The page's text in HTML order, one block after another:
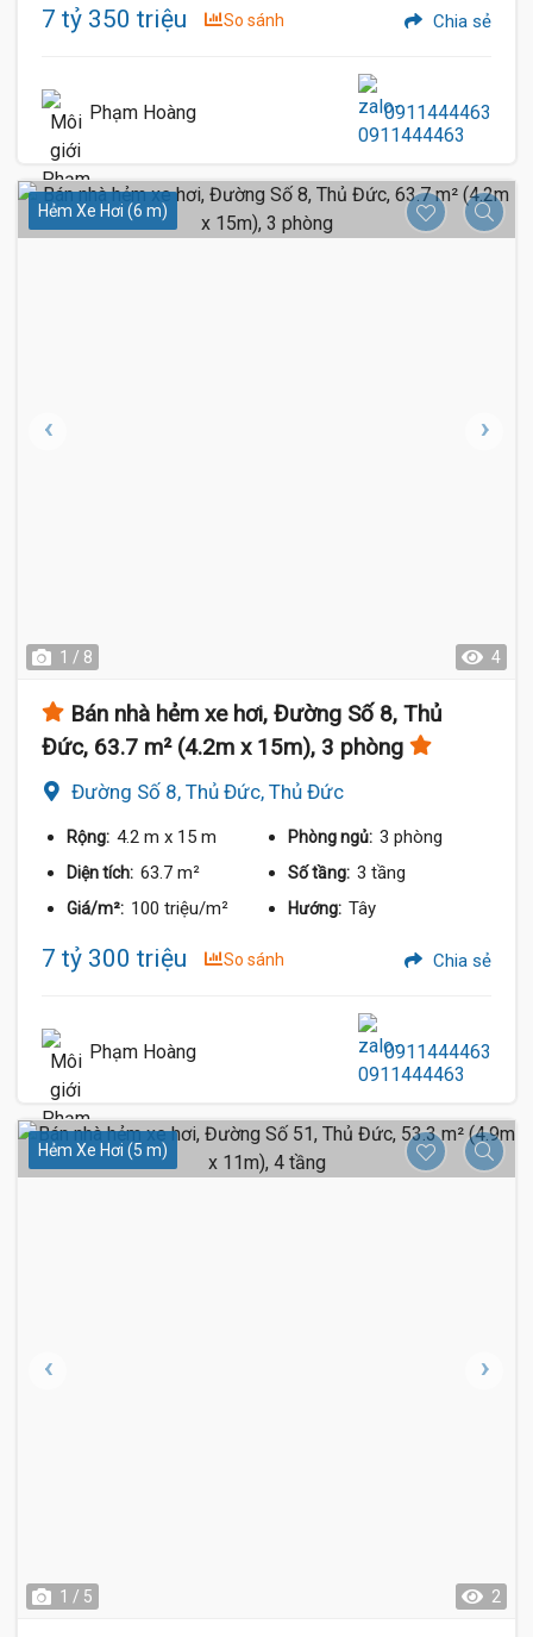
7 tỷ 350 triệu So sánh Chia sẻ
Phạm Hoàng 0911444463
Hẻm Xe Hơi (6 m)
1 / 8 4
Bán nhà hẻm xe hơi, Đường Số 8, Thủ
Đức, 63.7 m² (4.2m x 15m), 3 phòng
Đường Số 8, Thủ Đức, Thủ Đức
Rộng: 4.2 m x 15 m Phòng ngủ: 3 phòng
Diện tích: 63.7 m² Số tầng: 3 tầng
Giá/m²: 100 triệu/m² Hướng: Tây
7 tỷ 300 triệu So sánh Chia sẻ
Phạm Hoàng 0911444463
Hẻm Xe Hơi (5 m)
1 / 5 2